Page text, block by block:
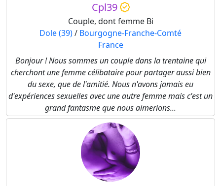
Cpl39
Couple, dont femme Bi
Dole (39)/ Bourgogne-Franche-Comté
France
Bonjour ! Nous sommes un couple dans la trentaine qui
cherchont une femme célibataire pour partager aussi bien
du sexe, que de l'amitié. Nous n'avons jamais eu
d'expériences sexuelles avec une autre femme mais c'est un
grand fantasme que nous aimerions...